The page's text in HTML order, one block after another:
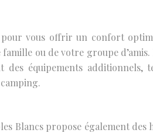
pour vous offrir un confort
ou de votre groupe
équipements
Blancs propose également